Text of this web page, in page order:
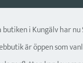
butiken i Kungälv har nu
är öppen som